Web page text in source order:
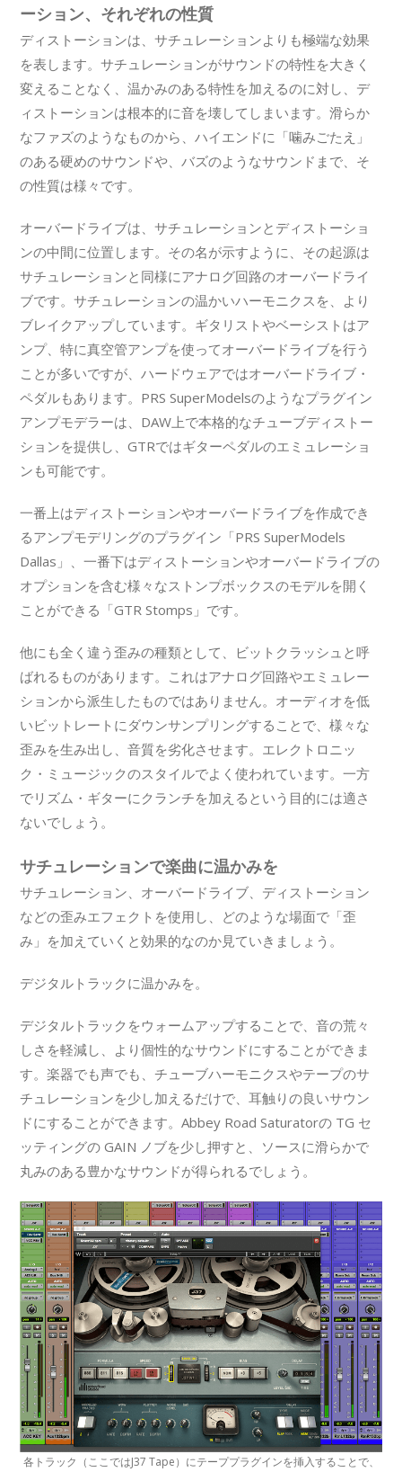
ーション、それぞれの性質
ディストーションは、サチュレーションよりも極端な効果
を表します。サチュレーションがサウンドの特性を大きく
変えることなく、温かみのある特性を加えるのに対し、デ
ィストーションは根本的に音を壊してしまいます。滑らか
なファズのようなものから、ハイエンドに「噛みごたえ」
のある硬めのサウンドや、バズのようなサウンドまで、そ
の性質は様々です。
オーバードライブは、サチュレーションとディストーショ
ンの中間に位置します。その名が示すように、その起源は
サチュレーションと同様にアナログ回路のオーバードライ
ブです。サチュレーションの温かいハーモニクスを、より
ブレイクアップしています。ギタリストやベーシストはア
ンプ、特に真空管アンプを使ってオーバードライブを行う
ことが多いですが、ハードウェアではオーバードライブ・
ペダルもあります。PRS SuperModelsのようなプラグイン
アンプモデラーは、DAW上で本格的なチューブディストー
ションを提供し、GTRではギターペダルのエミュレーショ
ンも可能です。
一番上はディストーションやオーバードライブを作成でき
るアンプモデリングのプラグイン「PRS SuperModels
Dallas」、一番下はディストーションやオーバードライブの
オプションを含む様々なストンプボックスのモデルを開く
ことができる「GTR Stomps」です。
他にも全く違う歪みの種類として、ビットクラッシュと呼
ばれるものがあります。これはアナログ回路やエミュレー
ションから派生したものではありません。オーディオを低
いビットレートにダウンサンプリングすることで、様々な
歪みを生み出し、音質を劣化させます。エレクトロニッ
ク・ミュージックのスタイルでよく使われています。一方
でリズム・ギターにクランチを加えるという目的には適さ
ないでしょう。
サチュレーションで楽曲に温かみを
サチュレーション、オーバードライブ、ディストーション
などの歪みエフェクトを使用し、どのような場面で「歪
み」を加えていくと効果的なのか見ていきましょう。
デジタルトラックに温かみを。
デジタルトラックをウォームアップすることで、音の荒々
しさを軽減し、より個性的なサウンドにすることができま
す。楽器でも声でも、チューブハーモニクスやテープのサ
チュレーションを少し加えるだけで、耳触りの良いサウン
ドにすることができます。Abbey Road Saturatorの TG セ
ッティングの GAIN ノブを少し押すと、ソースに滑らかで
丸みのある豊かなサウンドが得られるでしょう。
各トラック（ここではJ37 Tape）にテーププラグインを挿入することで、